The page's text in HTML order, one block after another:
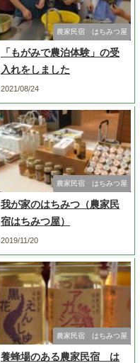
農家民宿 はちみつ屋
「もがみで農泊体験」の受
入れをしました
2021/08/24
農家民宿 はちみつ屋
我が家のはちみつ（農家民
宿はちみつ屋）
2019/11/20
農家民宿 はちみつ屋
養蜂場のある農家民宿 は